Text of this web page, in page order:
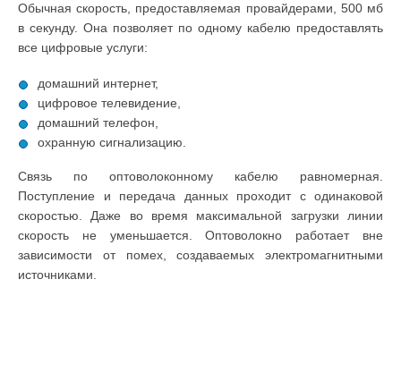
Обычная скорость, предоставляемая провайдерами, 500 мб
в секунду. Она позволяет по одному кабелю предоставлять
все цифровые услуги:
домашний интернет,
цифровое телевидение,
домашний телефон,
охранную сигнализацию.
Связь по оптоволоконному кабелю равномерная.
Поступление и передача данных проходит с одинаковой
скоростью. Даже во время максимальной загрузки линии
скорость не уменьшается. Оптоволокно работает вне
зависимости от помех, создаваемых электромагнитными
источниками.